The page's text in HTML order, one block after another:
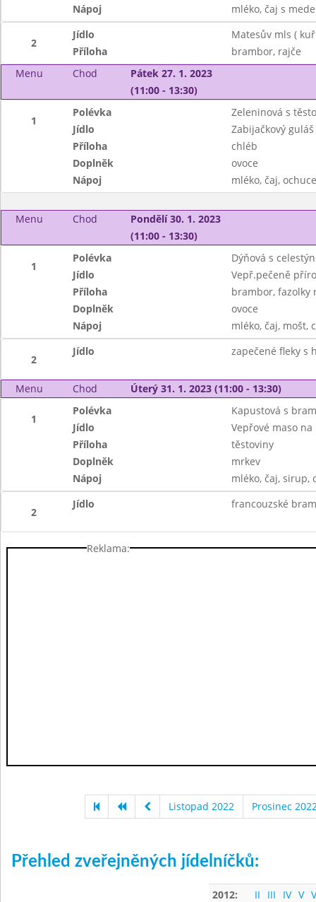
Nápoj
mléko, čaj s
2
Jídlo
Matesův mls (
Příloha
brambor, rajče
Menu
Chod
Pátek 27. 1. 2023
(11:00 - 13:30)
1
Polévka
Zeleninová s
Jídlo
Zabijačkový guláš
Příloha
chléb
Doplněk
ovoce
Nápoj
mléko, čaj,
Menu Chod
Pondělí 30. 1. 2023
(11:00 - 13:30)
1
Polévka
Dýňová s
Jídlo
Vepř.pečeně
Příloha
brambor, fazolky
Doplněk
ovoce
Nápoj
mléko, čaj, mošt,
2
Jídlo zapečené fleky s
Menu Chod Úterý 31. 1. 2023 (11:00 - 13:30)
1
Polévka
Kapustová s
Jídlo
Vepřové maso
Příloha
těstoviny
Doplněk
mrkev
Nápoj
mléko, čaj, sirup,
2
Jídlo francouzské
Reklama:
Listopad 2022 Prosinec
Přehled zveřejněných jídelníčků:
2012: II III IV V